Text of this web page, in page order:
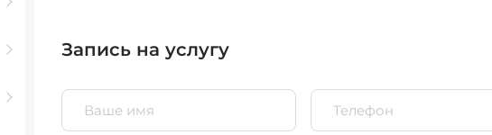
Запись на услугу